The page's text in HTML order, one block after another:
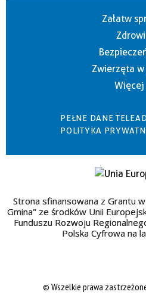
Załatw
Zwierzęta
Więcej
PEŁNE DANE
POLITYKA
Strona sfinansowana z Grantu
Gmina" ze środków Unii
Funduszu Rozwoju
Polska Cyfrowa na
© Wszelkie prawa